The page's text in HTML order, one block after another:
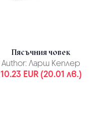
Пясъчния човек
Author: Ларш Кеплер
10.23 EUR (20.01 лв.)